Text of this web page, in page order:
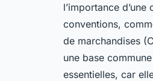
l’importance
conventions,
de marchandises
une base
essentielles, car